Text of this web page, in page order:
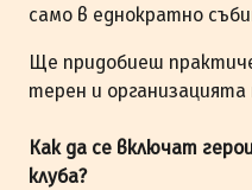
само в еднократно
Ще придобиеш
терен и
Как да се включат
клуба?